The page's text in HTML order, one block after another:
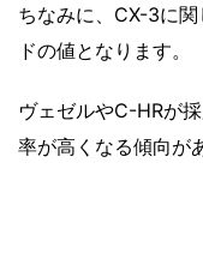
ちなみに、CX-3に
ドの値となります。
ヴェゼルやC-HRが
率が高くなる傾向が